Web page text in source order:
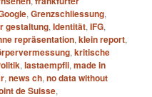
,Grenzschliessung,
gestaltung,Identität,IFG,
repräsentation,klein report,
,kritische
,lastaempfli,made in
,news ch,no data without
de Suisse,